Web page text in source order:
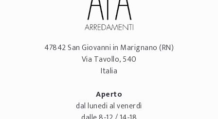
47842San Giovanni in Marignano(RN)
Via Tavollo, 540
Italia
Aperto
dal lunedi al venerdì